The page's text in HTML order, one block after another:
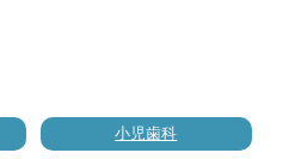
小児歯科